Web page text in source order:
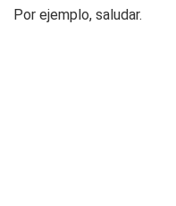
Por ejemplo, saludar.